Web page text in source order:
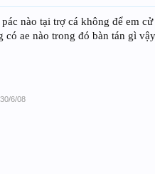
nào tại trợ cá không để em
có ae nào trong đó bàn tán gì
30/6/08